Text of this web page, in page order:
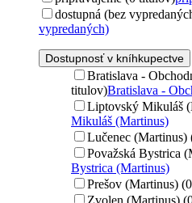
dostupná (bez
vypredaných)
Dostupnosť v kníhkupectve
Bratislava -
titulov)Bratislava -
Liptovský Mikuláš
Mikuláš (Martinus)
Lučenec (Martinus)
Považská Bystrica
Bystrica (Martinus)
Prešov (Martinus)
Zvolen (Martinus)